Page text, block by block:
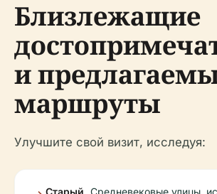
Близлежащие
и
маршруты
Улучшите свой визит, исследуя:
Старый Средневековые улицы,